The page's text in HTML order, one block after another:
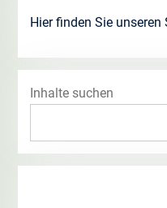
Hier finden Sie unseren
Inhalte suchen